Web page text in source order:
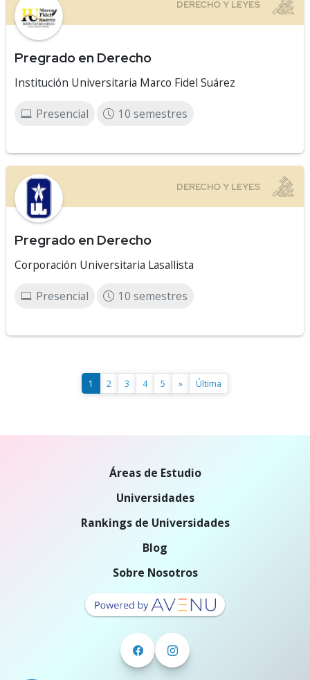
Pregrado en Derecho
Institución Universitaria Marco Fidel Suárez
Presencial 10 semestres
Pregrado en Derecho
Corporación Universitaria Lasallista
Presencial 10 semestres
1 2 3 4 5 » Última
Áreas de Estudio
Universidades
Rankings de Universidades
Blog
Sobre Nosotros